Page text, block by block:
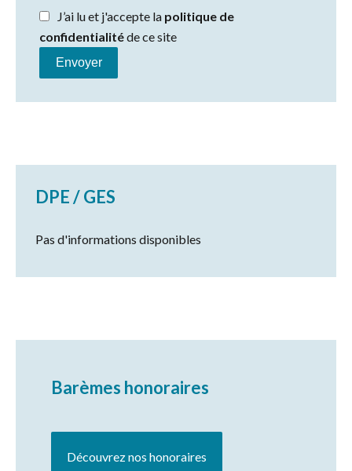
J’ai lu et j'accepte la politique de
confidentialitéde ce site
Envoyer
DPE / GES
Pas d'informations disponibles
Barèmes honoraires
Découvrez nos honoraires